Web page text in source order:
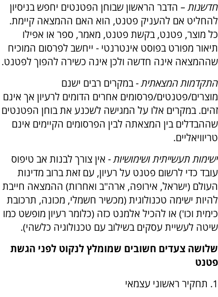
חדשנות – הדבר הראשון שבוחן הפטנטים יחפש בניסיון
להחליט אם להעניק פטנט, הוא האם ההמצאה קיימת.
כל מוצר, פטנט, בקשת פטנט, מאמר, ספר או אפילו
תיאור מפורט בפוסט אינטרנטי - ייחשב לפרסום המוכיח
שההמצאה אינה חדשה ולכן אינה כשירה להפוך לפטנט.
התקדמות המצאתית -במקרים רבים ישנם
מוצרים/פטנטים/פרסומים אחרים הדומים לרעיון אך אינם
זהים. במקרים אלו על המגישה לשכנע את בוחן הפטנטים
שההבדלים בין המצאתה לבין הפרסומים הקיימים אינם
טריוויאליים.
ישימות תעשייתית ושימושיות - אין צורך לבנות אב טיפוס
עובד כדי לרשום פטנט על רעיון, עם זאת ברוב מדינות
העולם (ישראל, אירופה, ארה"ב ואחרות) ההמצאה חייבת
להיות ישימה טכנולוגית (מכשיר חשמלי, מכונה, תרכובת
כימית וכו') או להכיל אלמנט כזה (כלומר רעיון מופשט כמו
שיטה לעשיית עסקים בשילוב עם טכנולוגיה כלשהי).
שלושה צעדים חשובים שמומלץ לנקוט לפני הגשת
פטנט
1. תחקיר ראשוני עצמאי